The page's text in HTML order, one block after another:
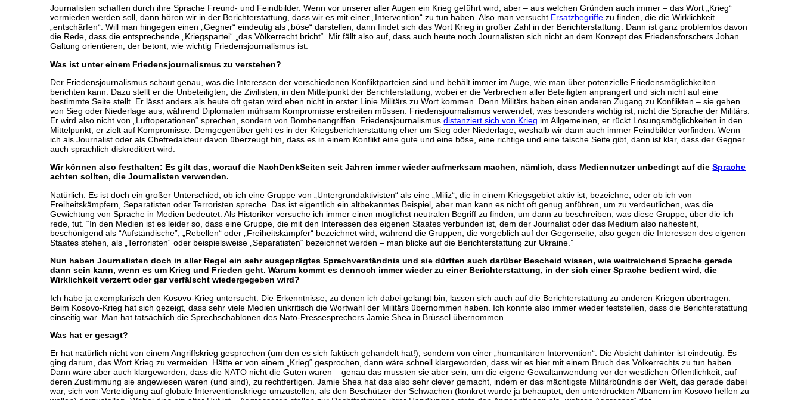
Journalisten schaffen durch ihre Sprache Freund- und Feindbilder. Wenn vor unserer aller Augen ein Krieg geführt wird, aber – aus welchen Gründen auch immer – das Wort „Krieg“
vermieden werden soll, dann hören wir in der Berichterstattung, dass wir es mit einer „Intervention“ zu tun haben. Also man versucht Ersatzbegriffe zu finden, die die Wirklichkeit
„entschärfen“. Will man hingegen einen „Gegner“ eindeutig als „böse“ darstellen, dann findet sich das Wort Krieg in großer Zahl in der Berichterstattung. Dann ist ganz problemlos davon
die Rede, dass die entsprechende „Kriegspartei“ „das Völkerrecht bricht“. Mir fällt also auf, dass auch heute noch Journalisten sich nicht an dem Konzept des Friedensforschers Johan
Galtung orientieren, der betont, wie wichtig Friedensjournalismus ist.
Was ist unter einem Friedensjournalismus zu verstehen?
Der Friedensjournalismus schaut genau, was die Interessen der verschiedenen Konfliktparteien sind und behält immer im Auge, wie man über potenzielle Friedensmöglichkeiten
berichten kann. Dazu stellt er die Unbeteiligten, die Zivilisten, in den Mittelpunkt der Berichterstattung, wobei er die Verbrechen aller Beteiligten anprangert und sich nicht auf eine
bestimmte Seite stellt. Er lässt anders als heute oft getan wird eben nicht in erster Linie Militärs zu Wort kommen. Denn Militärs haben einen anderen Zugang zu Konflikten – sie gehen
von Sieg oder Niederlage aus, während Diplomaten mühsam Kompromisse erstreiten müssen. Friedensjournalismus verwendet, was besonders wichtig ist, nicht die Sprache der Militärs.
Er wird also nicht von „Luftoperationen“ sprechen, sondern von Bombenangriffen. Friedensjournalismusdistanziert sich von Krieg im Allgemeinen, er rückt Lösungsmöglichkeiten in den
Mittelpunkt, er zielt auf Kompromisse. Demgegenüber geht es in der Kriegsberichterstattung eher um Sieg oder Niederlage, weshalb wir dann auch immer Feindbilder vorfinden. Wenn
ich als Journalist oder als Chefredakteur davon überzeugt bin, dass es in einem Konflikt eine gute und eine böse, eine richtige und eine falsche Seite gibt, dann ist klar, dass der Gegner
auch sprachlich diskreditiert wird.
Wir können also festhalten: Es gilt das, worauf die NachDenkSeiten seit Jahren immer wieder aufmerksam machen, nämlich, dass Mediennutzer unbedingt auf dieSprache
achten sollten, die Journalisten verwenden.
Natürlich. Es ist doch ein großer Unterschied, ob ich eine Gruppe von „Untergrundaktivisten“ als eine „Miliz“, die in einem Kriegsgebiet aktiv ist, bezeichne, oder ob ich von
Freiheitskämpfern, Separatisten oder Terroristen spreche. Das ist eigentlich ein altbekanntes Beispiel, aber man kann es nicht oft genug anführen, um zu verdeutlichen, was die
Gewichtung von Sprache in Medien bedeutet. Als Historiker versuche ich immer einen möglichst neutralen Begriff zu finden, um dann zu beschreiben, was diese Gruppe, über die ich
rede, tut. “In den Medien ist es leider so, dass eine Gruppe, die mit den Interessen des eigenen Staates verbunden ist, dem der Journalist oder das Medium also nahesteht,
beschönigend als “Aufständische”, „Rebellen“ oder „Freiheitskämpfer“ bezeichnet wird, während die Gruppen, die vorgeblich auf der Gegenseite, also gegen die Interessen des eigenen
Staates stehen, als „Terroristen“ oder beispielsweise „Separatisten“ bezeichnet werden – man blicke auf die Berichterstattung zur Ukraine.”
Nun haben Journalisten doch in aller Regel ein sehr ausgeprägtes Sprachverständnis und sie dürften auch darüber Bescheid wissen, wie weitreichend Sprache gerade
dann sein kann, wenn es um Krieg und Frieden geht. Warum kommt es dennoch immer wieder zu einer Berichterstattung, in der sich einer Sprache bedient wird, die
Wirklichkeit verzerrt oder gar verfälscht wiedergegeben wird?
Ich habe ja exemplarisch den Kosovo-Krieg untersucht. Die Erkenntnisse, zu denen ich dabei gelangt bin, lassen sich auch auf die Berichterstattung zu anderen Kriegen übertragen.
Beim Kosovo-Krieg hat sich gezeigt, dass sehr viele Medien unkritisch die Wortwahl der Militärs übernommen haben. Ich konnte also immer wieder feststellen, dass die Berichterstattung
einseitig war. Man hat tatsächlich die Sprechschablonen des Nato-Pressesprechers Jamie Shea in Brüssel übernommen.
Was hat er gesagt?
Er hat natürlich nicht von einem Angriffskrieg gesprochen (um den es sich faktisch gehandelt hat!), sondern von einer „humanitären Intervention“. Die Absicht dahinter ist eindeutig: Es
ging darum, das Wort Krieg zu vermeiden. Hätte er von einem „Krieg“ gesprochen, dann wäre schnell klargeworden, dass wir es hier mit einem Bruch des Völkerrechts zu tun haben.
Dann wäre aber auch klargeworden, dass die NATO nicht die Guten waren – genau das mussten sie aber sein, um die eigene Gewaltanwendung vor der westlichen Öffentlichkeit, auf
deren Zustimmung sie angewiesen waren (und sind), zu rechtfertigen. Jamie Shea hat das also sehr clever gemacht, indem er das mächtigste Militärbündnis der Welt, das gerade dabei
war, sich von Verteidigung auf globale Interventionskriege umzustellen, als den Beschützer der Schwachen (konkret wurde ja behauptet, den unterdrückten Albanern im Kosovo helfen zu